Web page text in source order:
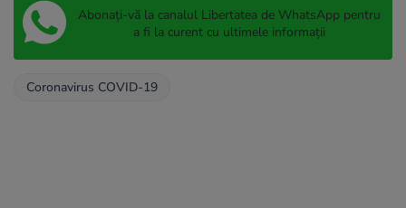
Abonați-vă la canalul Libertatea de WhatsApp pentru
a fi la curent cu ultimele informații
Coronavirus COVID-19